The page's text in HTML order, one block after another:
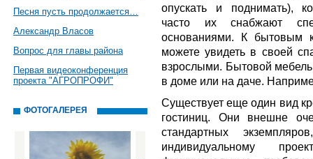
Песня пусть продолжается…
Александр Власов
Вопрос для главы района
Первая видеоконференция
проекта "АГРОПРОФИ"
ФОТОГАЛЕРЕЯ
опускать и поднимать),
часто их снабжают
основаниями. К бытовым
можете увидеть в своей
взрослыми. Бытовой
в доме или на даче.
Существует еще один вид
гостиниц. Они внешне
стандартных
индивидуальному